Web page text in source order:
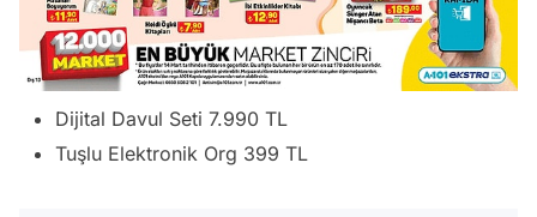
Dijital Davul Seti 7.990 TL
Tuşlu Elektronik Org 399 TL